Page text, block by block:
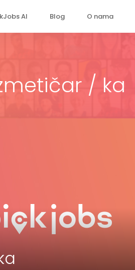
AI Blog O nama
/ ka